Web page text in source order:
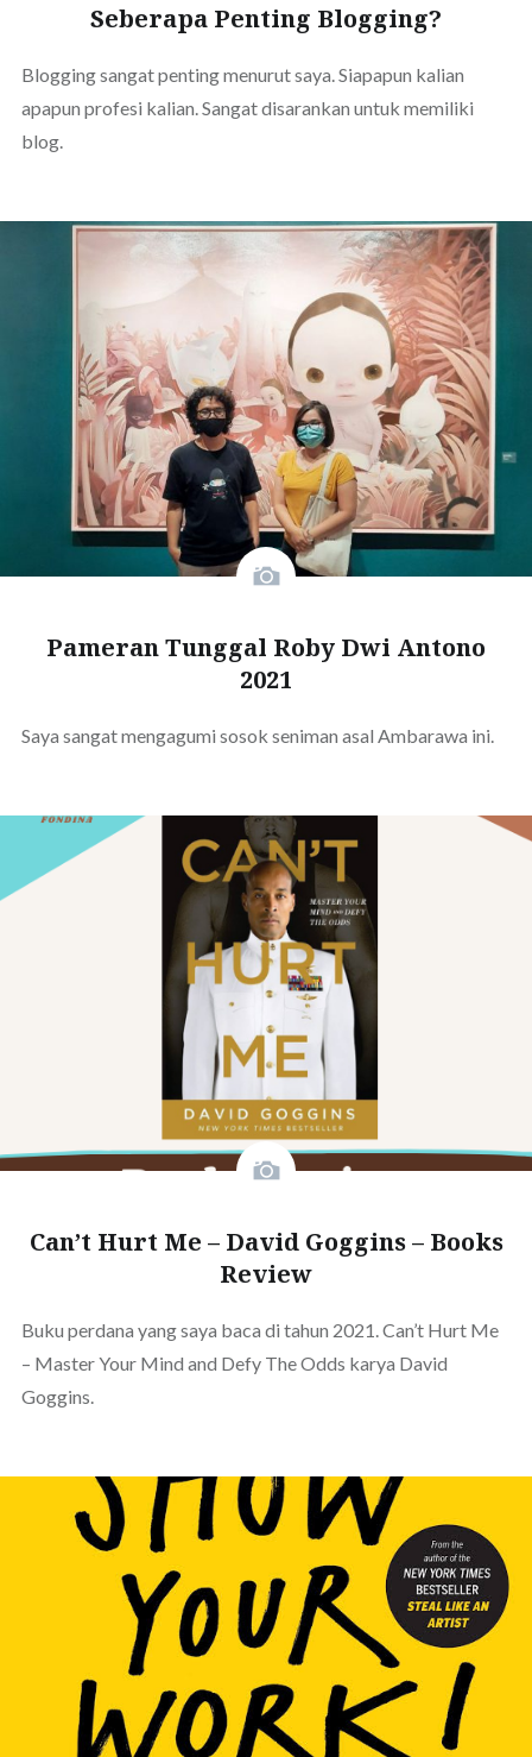
Seberapa Penting Blogging?
Blogging sangat penting menurut saya. Siapapun kalian
apapun profesi kalian. Sangat disarankan untuk memiliki
blog.
Pameran Tunggal Roby Dwi Antono
2021
Saya sangat mengagumi sosok seniman asal Ambarawa ini.
Can’t Hurt Me – David Goggins – Books
Review
Buku perdana yang saya baca di tahun 2021. Can’t Hurt Me
– Master Your Mind and Defy The Odds karya David
Goggins.